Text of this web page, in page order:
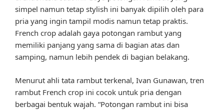
simpel namun tetap stylish ini banyak dipilih oleh para
pria yang ingin tampil modis namun tetap praktis.
French crop adalah gaya potongan rambut yang
memiliki panjang yang sama di bagian atas dan
samping, namun lebih pendek di bagian belakang.
Menurut ahli tata rambut terkenal, Ivan Gunawan, tren
rambut French crop ini cocok untuk pria dengan
berbagai bentuk wajah. “Potongan rambut ini bisa